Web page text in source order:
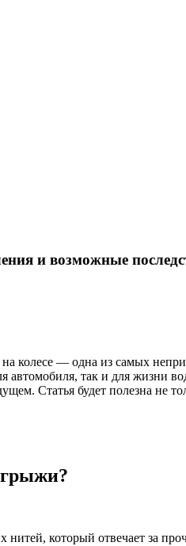
и возможные
колесе — одна из самых
автомобиля, так и для жизни
Статья будет полезна
грыжи?
который отвечает за